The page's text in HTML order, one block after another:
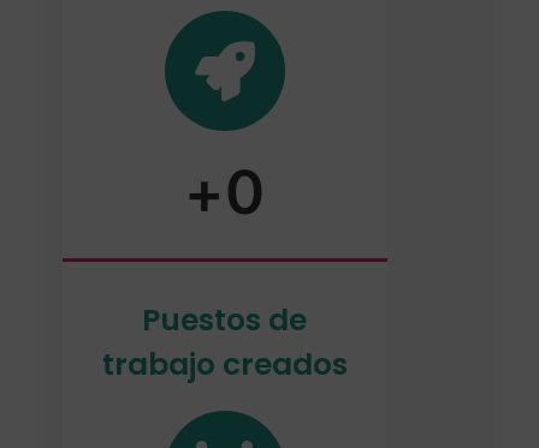
+0
Puestos de
trabajo creados